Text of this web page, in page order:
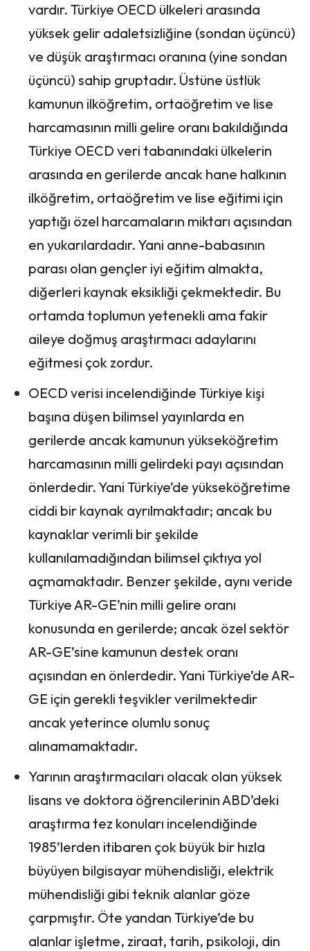
vardır. Türkiye OECD ülkeleri arasında
yüksek gelir adaletsizliğine (sondan üçüncü)
ve düşük araştırmacı oranına (yine sondan
üçüncü) sahip gruptadır. Üstüne üstlük
kamunun ilköğretim, ortaöğretim ve lise
harcamasının milli gelire oranı bakıldığında
Türkiye OECD veri tabanındaki ülkelerin
arasında en gerilerde ancak hane halkının
ilköğretim, ortaöğretim ve lise eğitimi için
yaptığı özel harcamaların miktarı açısından
en yukarılardadır. Yani anne-babasının
parası olan gençler iyi eğitim almakta,
diğerleri kaynak eksikliği çekmektedir. Bu
ortamda toplumun yetenekli ama fakir
aileye doğmuş araştırmacı adaylarını
eğitmesi çok zordur.
OECD verisi incelendiğinde Türkiye kişi
başına düşen bilimsel yayınlarda en
gerilerde ancak kamunun yükseköğretim
harcamasının milli gelirdeki payı açısından
önlerdedir. Yani Türkiye’de yükseköğretime
ciddi bir kaynak ayrılmaktadır; ancak bu
kaynaklar verimli bir şekilde
kullanılamadığından bilimsel çıktıya yol
açmamaktadır. Benzer şekilde, aynı veride
Türkiye AR-GE’nin milli gelire oranı
konusunda en gerilerde; ancak özel sektör
AR-GE’sine kamunun destek oranı
açısından en önlerdedir. Yani Türkiye’de AR-
GE için gerekli teşvikler verilmektedir
ancak yeterince olumlu sonuç
alınamamaktadır.
Yarının araştırmacıları olacak olan yüksek
lisans ve doktora öğrencilerinin ABD’deki
araştırma tez konuları incelendiğinde
1985’lerden itibaren çok büyük bir hızla
büyüyen bilgisayar mühendisliği, elektrik
mühendisliği gibi teknik alanlar göze
çarpmıştır. Öte yandan Türkiye’de bu
alanlar işletme, ziraat, tarih, psikoloji, din